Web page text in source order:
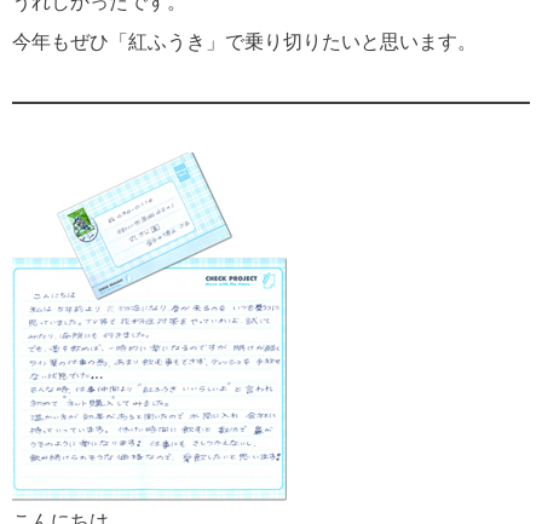
今年もぜひ「紅ふうき」で乗り切りたいと思います。